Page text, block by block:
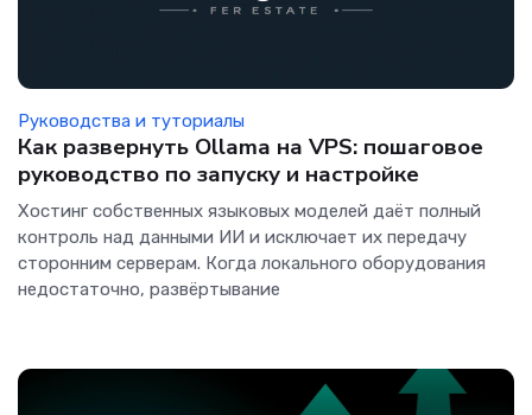
Руководства и туториалы
Как развернуть Ollama на VPS: пошаговое
руководство по запуску и настройке
Хостинг собственных языковых моделей даёт полный
контроль над данными ИИ и исключает их передачу
сторонним серверам. Когда локального оборудования
недостаточно, развёртывание